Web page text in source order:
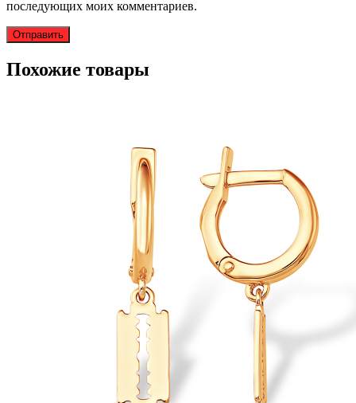
последующих моих комментариев.
Похожие товары